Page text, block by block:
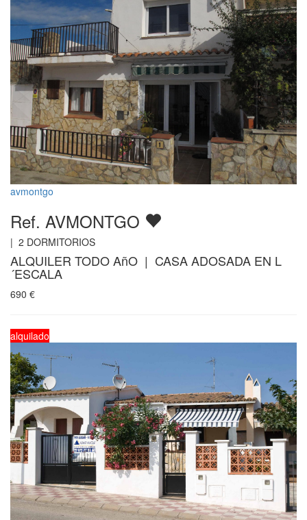
avmontgo
Ref. AVMONTGO
| 2 DORMITORIOS
ALQUILER TODO AñO | CASA ADOSADA EN L
´ESCALA
690 €
alquilado